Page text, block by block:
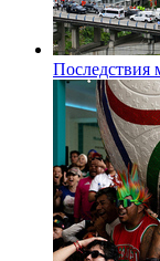
Последствия